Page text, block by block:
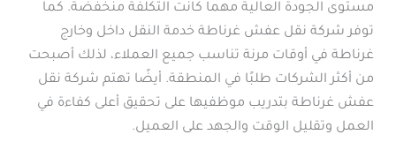
مستوى الجودة العالية مهما كانت التكلفة منخفضة. كما
توفر شركة نقل عفش غرناطة خدمة النقل داخل وخارج
غرناطة في أوقات مرنة تناسب جميع العملاء، لذلك أصبحت
من أكثر الشركات طلبًا في المنطقة. أيضًا تهتم شركة نقل
عفش غرناطة بتدريب موظفيها على تحقيق أعلى كفاءة في
العمل وتقليل الوقت والجهد على العميل.